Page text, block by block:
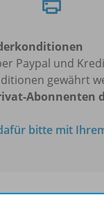
Paypal und
gewährt
Abonnenten
bitte mit